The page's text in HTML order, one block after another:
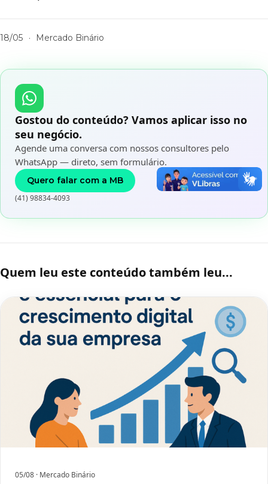
18/05 · Mercado Binário
Gostou do conteúdo? Vamos aplicar isso no
seu negócio.
Agende uma conversa com nossos consultores pelo
WhatsApp — direto, sem formulário.
Quero falar com a MB
(41) 98834-4093
Quem leu este conteúdo também leu...
05/08 · Mercado Binário